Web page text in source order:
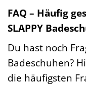
FAQ – Häufig
SLAPPY
Du hast noch
Badeschuhen?
die häufigsten